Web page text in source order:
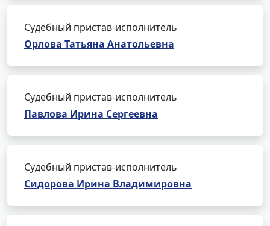
Судебный пристав-исполнитель
Орлова Татьяна Анатольевна
Судебный пристав-исполнитель
Павлова Ирина Сергеевна
Судебный пристав-исполнитель
Сидорова Ирина Владимировна